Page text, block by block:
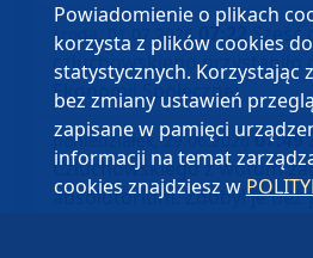
środa, 01.07.2026 07:22Sześć
człuchowskiego przystąpiło
Ekonomii Społecznej
poniedziałek, 29.06.2026 07:49
Człuchowskiego z wotum
absolutorium. Zdobył je
Powiadomienie o plikach
korzysta z plików cookies
statystycznych. Korzystając
bez zmiany ustawień
zapisane w pamięci
informacji na temat
cookies znajdziesz w